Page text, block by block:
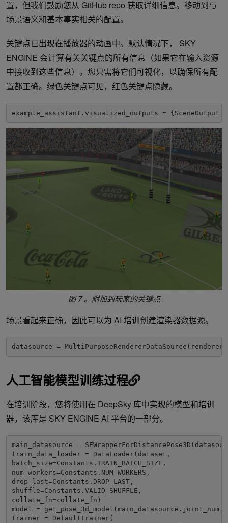
置，但我们鼓励您从 GitHub repo 获取详细信息。移动到与
场景语义和基本事实相关的配置。
关键点已出现在播放器的动画中。默认情况下， SKY
ENGINE 会计算有关关键点的所有信息（如果它在输入资源
中接收到这些信息）。您只需将它们可视化，以确保所有配
置都正确。绿色关键点可见，红色关键点隐藏。
example_assistant.visualized_outputs =
图 7 。附加到玩家的关键点
场景看起来正确，因此可以为 AI 培训创建渲染器数据源。
datasource =
人工智能模型训练过程
在培训阶段，您将使用在 DeepSky 库中实现的模型和培训
器，该库是 SKY ENGINE AI 平台的一部分。
main_datasource =
train_data_loader = DataLoader(dataset,
batch_size=Constants.TRAIN_BATCH_SIZE,
num_workers=Constants.NUM_WORKERS,
drop_last=Constants.DROP_LAST,
shuffle=Constants.VALID_SHUFFLE,
collate_fn=collate_fn)
model =
trainer = DefaultTrainer(